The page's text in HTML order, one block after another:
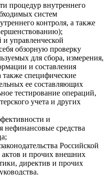
процедур внутреннего
систем
контроля, а также
управленческой
обзорную проверку
для сбора, измерения,
и составления
также специфические
ее составляющих
тестирование операций,
учета и других
и
нефинансовые средства
Российской
и прочих внешних
директив и прочих